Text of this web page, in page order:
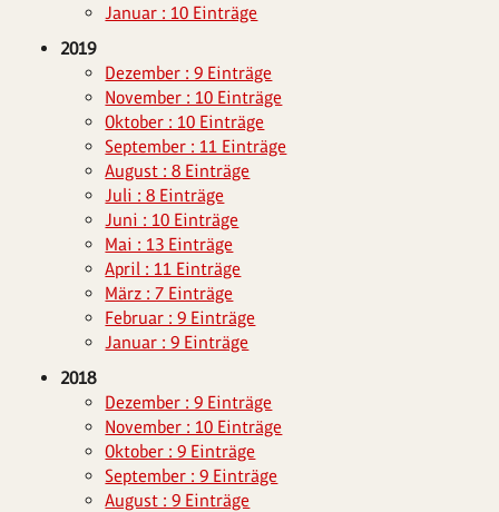
Januar : 10 Einträge
2019
Dezember : 9 Einträge
November : 10 Einträge
Oktober : 10 Einträge
September : 11 Einträge
August : 8 Einträge
Juli : 8 Einträge
Juni : 10 Einträge
Mai : 13 Einträge
April : 11 Einträge
März : 7 Einträge
Februar : 9 Einträge
Januar : 9 Einträge
2018
Dezember : 9 Einträge
November : 10 Einträge
Oktober : 9 Einträge
September : 9 Einträge
August : 9 Einträge